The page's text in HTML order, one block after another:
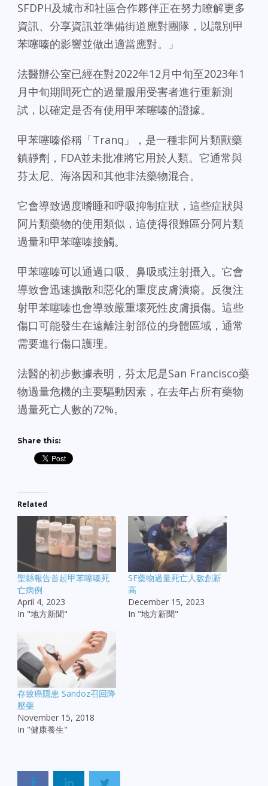
SFDPH及城市和社區合作夥伴正在努力瞭解更多
資訊、分享資訊並準備街道應對團隊，以識別甲
苯噻嗪的影響並做出適當應對。」
法醫辦公室已經在對2022年12月中旬至2023年1
月中旬期間死亡的過量服用受害者進行重新測
試，以確定是否有使用甲苯噻嗪的證據。
甲苯噻嗪俗稱「Tranq」，是一種非阿片類獸藥
鎮靜劑，FDA並未批准將它用於人類。它通常與
芬太尼、海洛因和其他非法藥物混合。
它會導致過度嗜睡和呼吸抑制症狀，這些症狀與
阿片類藥物的使用類似，這使得很難區分阿片類
過量和甲苯噻嗪接觸。
甲苯噻嗪可以通過口吸、鼻吸或注射攝入。它會
導致會迅速擴散和惡化的重度皮膚潰瘍。反復注
射甲苯噻嗪也會導致嚴重壞死性皮膚損傷。這些
傷口可能發生在遠離注射部位的身體區域，通常
需要進行傷口護理。
法醫的初步數據表明，芬太尼是San Francisco藥
物過量危機的主要驅動因素，在去年占所有藥物
過量死亡人數的72%。
Share this:
Related
聖縣報告首起甲苯噻嗪死
亡病例
April 4, 2023
In "地方新聞"
SF藥物過量死亡人數創新
高
December 15, 2023
In "地方新聞"
存致癌隱患 Sandoz召回降
壓藥
November 15, 2018
In "健康養生"